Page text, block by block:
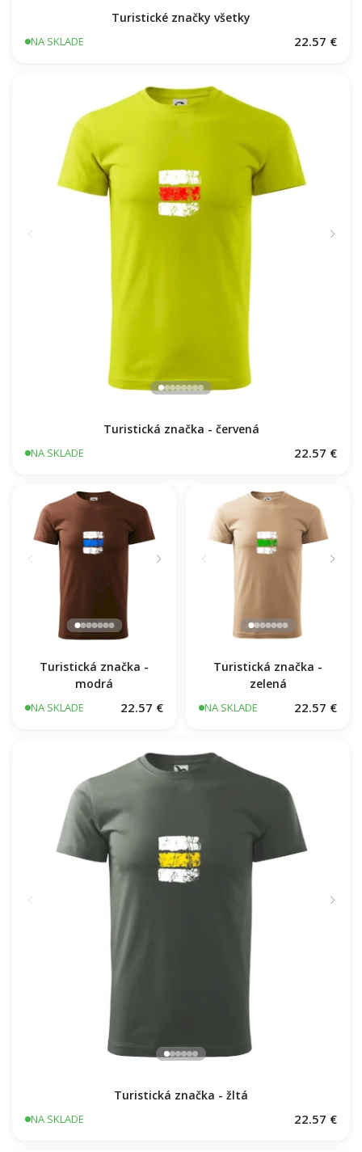
Turistické značky všetky
NA SKLADE 22.57 €
Turistická značka - červená
NA SKLADE 22.57 €
22.57 €
Turistická značka -
zelená
NA SKLADE